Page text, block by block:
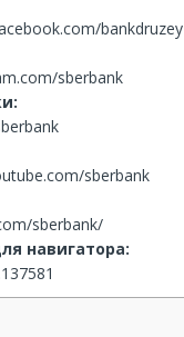
bankdruzey
sberbank
sberbank
sberbank/
навигатора: